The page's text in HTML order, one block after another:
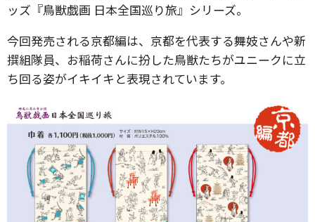
ッズ『鳥獣戯画 日本全国巡り旅』シリーズ。
今回発売される京都編は、京都を代表する舞妓さんや新
撰組隊員、お稲荷さんに扮した鳥獣たちがユニークに立
ち回る姿がイキイキと表現されています。